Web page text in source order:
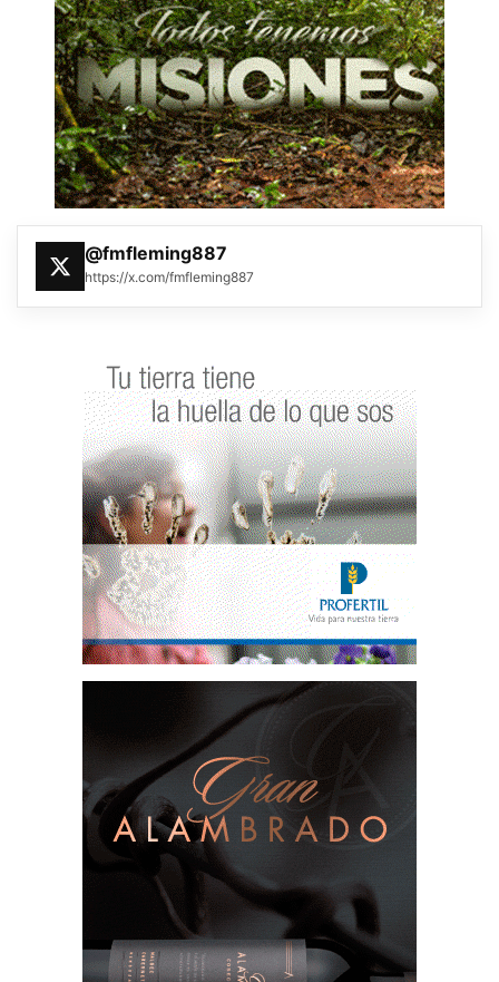
@fmfleming887
https://x.com/fmfleming887